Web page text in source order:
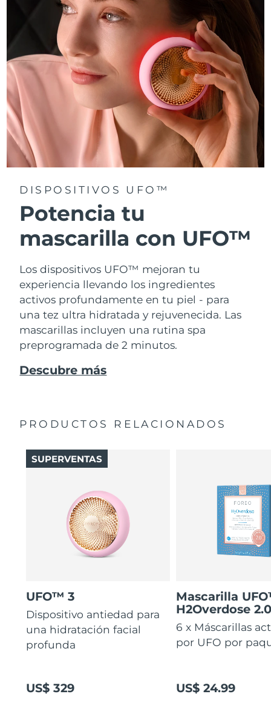
DISPOSITIVOS UFO™
Potencia tu
mascarilla con UFO™
Los dispositivos UFO™ mejoran tu
experiencia llevando los ingredientes
activos profundamente en tu piel - para
una tez ultra hidratada y rejuvenecida. Las
mascarillas incluyen una rutina spa
preprogramada de 2 minutos.
Descubre más
PRODUCTOS RELACIONADOS
UFO™ 3
Dispositivo antiedad para
una hidratación facial
profunda
US$ 329
SUPERVENTAS
Mascarilla
H2Overdose
6 x Máscarillas
por UFO por
US$ 24.99
Entrega prevista08/08/2026
Emiratos Árabes
Unidos
Entrega prevista 08/08/2026
Reino Unido Entrega prevista07/08/2026
Estados Unidos Entrega prevista08/08/2026
Uzbekistán Entrega prevista 12/08/2026